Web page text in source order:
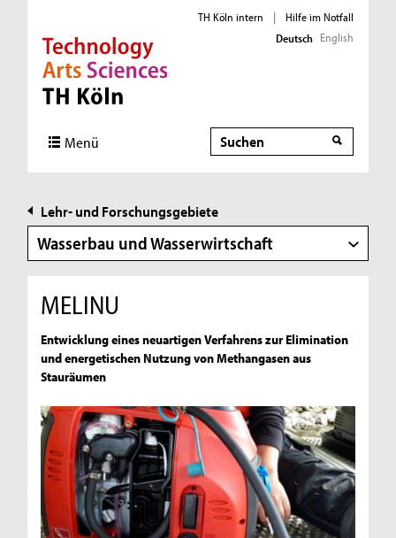
Direkt zur Hauptnavigation
Direkt zur Subnavigation
Direkt zum Inhalt
Direkt zum Fußbereich
TH Köln intern |
Hilfe im Notfall
Deutsch English
Menü Suche
Suche
Lehr- und Forschungsgebiete
Wasserbau und Wasserwirtschaft
MELINU
Entwicklung eines neuartigen Verfahrens zur Elimination
und energetischen Nutzung von Methangasen aus
Stauräumen